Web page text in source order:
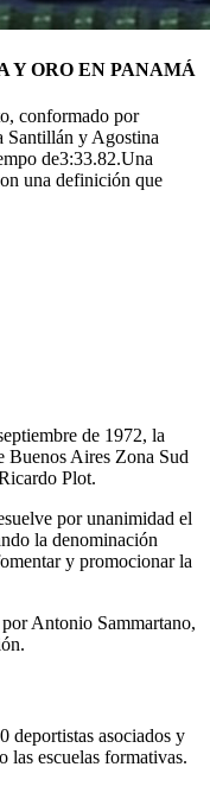
Y ORO EN PANAMÁ
conformado por
y Agostina
de3:33.82.Una
una definición que
de 1972, la
Buenos Aires Zona Sud
Plot.
por unanimidad el
la denominación
y promocionar la
Antonio Sammartano,
deportistas asociados y
las escuelas formativas.